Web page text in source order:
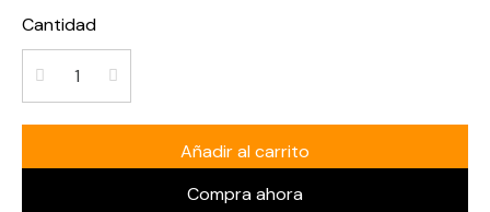
Cantidad
Añadir al carrito
Compra ahora